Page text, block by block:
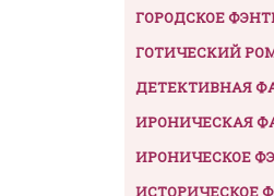
ГОРОДСКОЕ
ГОТИЧЕСКИЙ
ДЕТЕКТИВНАЯ
ИРОНИЧЕСКАЯ
ИРОНИЧЕСКОЕ
ИСТОРИЧЕСКОЕ